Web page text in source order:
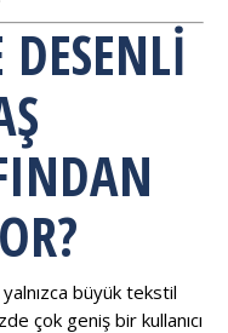
DESENLI
yalnızca büyük tekstil
çok geniş bir kullanıcı